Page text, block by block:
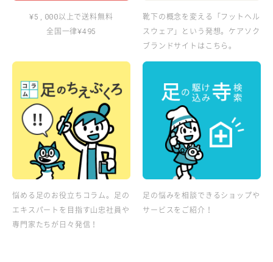
¥5,000以上で送料無料
全国一律¥495
靴下の概念を変える「フットヘル
スウェア」という発想。ケアソク
ブランドサイトはこちら。
悩める足のお役立ちコラム。足の
エキスパートを目指す山忠社員や
専門家たちが日々発信！
足の悩みを相談できるショップや
サービスをご紹介！